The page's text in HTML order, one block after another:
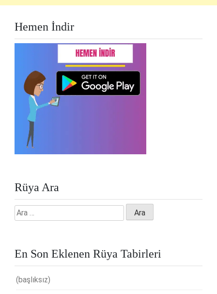
Hemen İndir
Rüya Ara
Arama:
En Son Eklenen Rüya Tabirleri
(başlıksız)